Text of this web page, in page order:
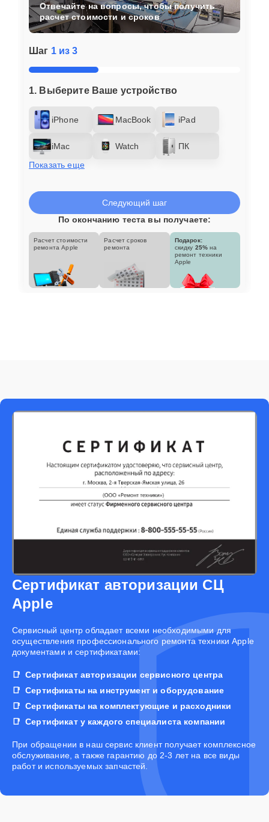
Шаг 1 из 3
1. Выберите Ваше устройство
iPhone MacBook iPad
iMac Watch
ПК
Показать еще
Отвечайте на вопросы, чтобы получить
расчет стоимости и сроков
Следующий шаг
По окончанию теста вы получаете:
Расчет стоимости
ремонта Apple
Расчет сроков
ремонта
Подарок:
скидку 25% на
ремонт техники
Apple
Сертификат авторизации СЦ
Apple
Cервисный центр обладает всеми необходимыми для
осуществления профессионального ремонта техники Apple
документами и сертификатами:
Сертификат авторизации сервисного центра
Сертификаты на инструмент и оборудование
Сертификаты на комплектующие и расходники
Сертификат у каждого специалиста компании
При обращении в наш сервис клиент получает комплексное
обслуживание, а также гарантию до 2-3 лет на все виды
работ и используемых запчастей.